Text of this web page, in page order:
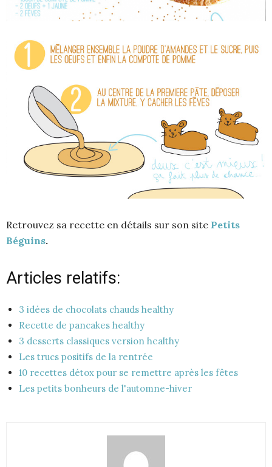
Retrouvez sa recette en détails sur son site Petits
Béguins.
Articles relatifs:
3 idées de chocolats chauds healthy
Recette de pancakes healthy
3 desserts classiques version healthy
Les trucs positifs de la rentrée
10 recettes détox pour se remettre après les fêtes
Les petits bonheurs de l'automne-hiver